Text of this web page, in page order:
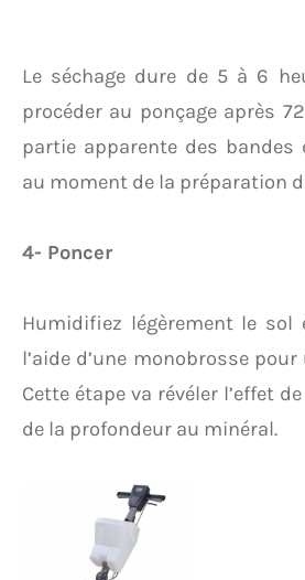
Le séchage dure de 5 à 6
procéder au ponçage après
partie apparente des bandes
au moment de la préparation
4- Poncer
Humidifiez légèrement le sol
l’aide d’une monobrosse
Cette étape va révéler l’effet
de la profondeur au minéral.